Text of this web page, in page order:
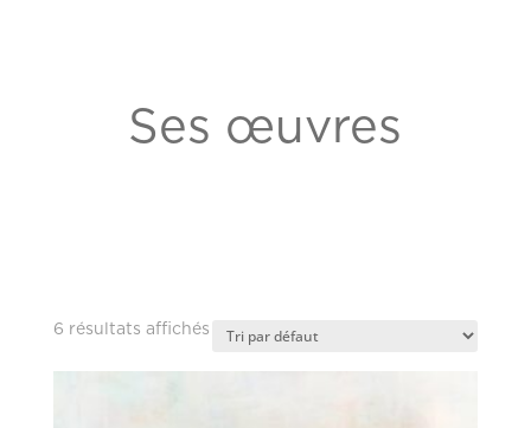
6 résultats affichés
Ses œuvres